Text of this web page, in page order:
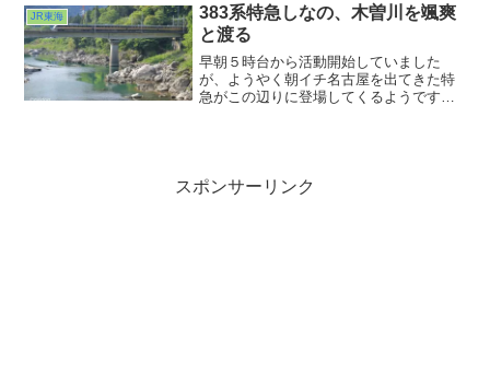
ょねぇ・・・。鉄道写真、心がけよく臨
まねばいかんですわ。
JR東海
383系特急しなの、木曽川を颯爽
と渡る
早朝５時台から活動開始していました
が、ようやく朝イチ名古屋を出てきた特
急がこの辺りに登場してくるようです。
た。
スポンサーリンク